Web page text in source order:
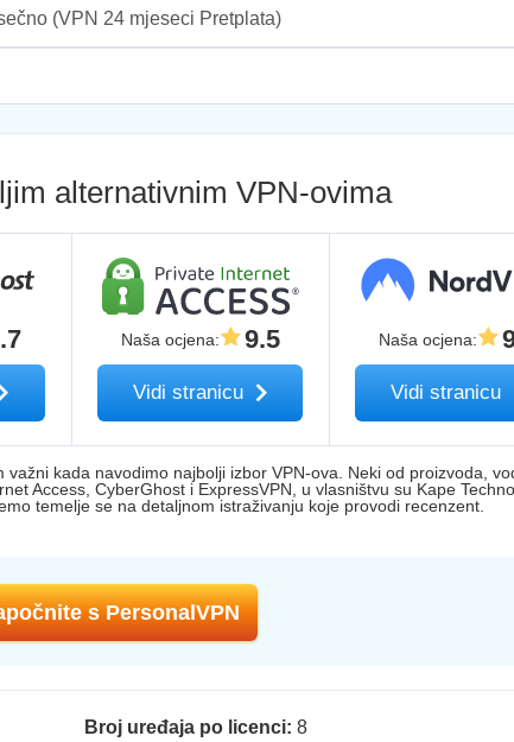
(VPN 24 mjeseci Pretplata)
alternativnim VPN-ovima
Naša ocjena: 9.5
Vidi stranicu
Naša ocjena:
Vidi stranicu
kada navodimo najbolji izbor VPN-ova. Neki od proizvoda,
Access, CyberGhost i ExpressVPN, u vlasništvu su Kape
temelje se na detaljnom istraživanju koje provodi recenzent.
s PersonalVPN
Broj uređaja po licenci: 8